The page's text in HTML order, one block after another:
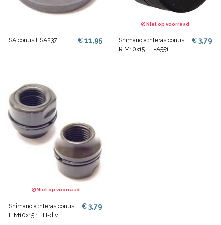
SA conus HSA237 € 11,95
Niet op voorraad
Shimano achteras conus
R M10x15 FH-A551
€ 3,79
Niet op voorraad
Shimano achteras conus
L M10x15.1 FH-div.
€ 3,79